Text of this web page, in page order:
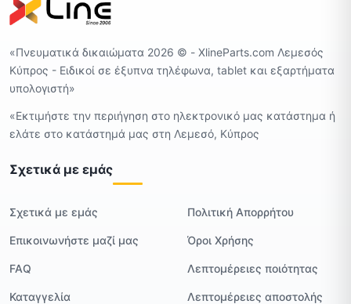
«Πνευματικά δικαιώματα 2026 ©️ - XlineParts.com Λεμεσός
Κύπρος - Ειδικοί σε έξυπνα τηλέφωνα, tablet και εξαρτήματα
υπολογιστή»
«Εκτιμήστε την περιήγηση στο ηλεκτρονικό μας κατάστημα ή
ελάτε στο κατάστημά μας στη Λεμεσό, Κύπρος
Σχετικά με εμάς
Σχετικά με εμάς
Επικοινωνήστε μαζί μας
FAQ
Καταγγελία
Πολιτική Απορρήτου
Όροι Χρήσης
Λεπτομέρειες ποιότητας
Λεπτομέρειες αποστολής